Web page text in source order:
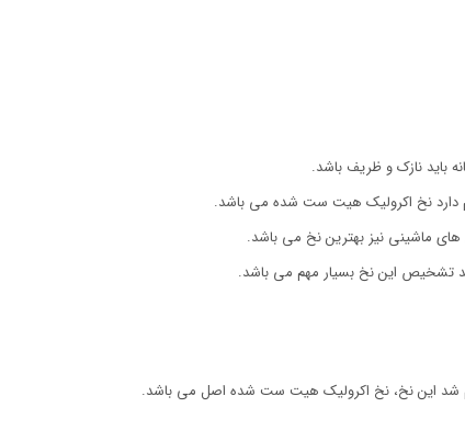
تشخیص این نخ بسیار مهم می باشد.
شد این نخ، نخ اکرولیک هیت ست شده اصل می باشد.